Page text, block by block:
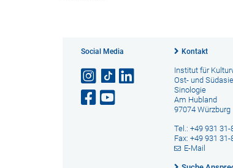
Social Media Kontakt
Institut für
Ost- und
Sinologie
Am Hubland
97074 Würzburg
Tel.: +49 931 31-
Fax: +49 931 31-
E-Mail